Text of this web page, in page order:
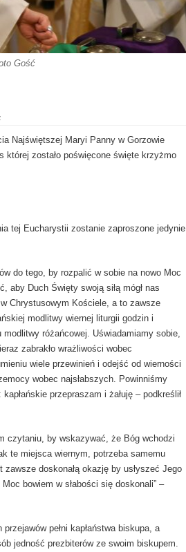
Gość
Najświętszej Maryi Panny w Gorzowie
której zostało poświęcone święte krzyżmo
tej Eucharystii zostanie zaproszone jedynie
do tego, by rozpalić w sobie na nowo Moc
aby Duch Święty swoją siłą mógł nas
Chrystusowym Kościele, a to zawsze
modlitwy wiernej liturgii godzin i
różańcowej. Uświadamiamy sobie,
zabrakło wrażliwości wobec
wiele przewinień i odejść od wierności
wobec najsłabszych. Powinniśmy
przepraszam i żałuję – podkreślił
czytaniu, by wskazywać, że Bóg wchodzi
te miejsca wiernym, potrzeba samemu
doskonałą okazję by usłyszeć Jego
bowiem w słabości się doskonali” –
pełni kapłaństwa biskupa, a
jedność prezbiterów ze swoim biskupem.